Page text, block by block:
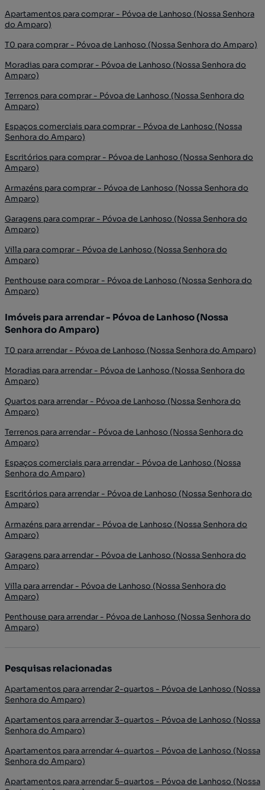
Apartamentos para comprar - Póvoa de Lanhoso (Nossa Senhora
do Amparo)
T0 para comprar - Póvoa de Lanhoso (Nossa Senhora do Amparo)
Moradias para comprar - Póvoa de Lanhoso (Nossa Senhora do
Amparo)
Terrenos para comprar - Póvoa de Lanhoso (Nossa Senhora do
Amparo)
Espaços comerciais para comprar - Póvoa de Lanhoso (Nossa
Senhora do Amparo)
Escritórios para comprar - Póvoa de Lanhoso (Nossa Senhora do
Amparo)
Armazéns para comprar - Póvoa de Lanhoso (Nossa Senhora do
Amparo)
Garagens para comprar - Póvoa de Lanhoso (Nossa Senhora do
Amparo)
Villa para comprar - Póvoa de Lanhoso (Nossa Senhora do
Amparo)
Penthouse para comprar - Póvoa de Lanhoso (Nossa Senhora do
Amparo)
Imóveis para arrendar - Póvoa de Lanhoso (Nossa
Senhora do Amparo)
T0 para arrendar - Póvoa de Lanhoso (Nossa Senhora do Amparo)
Moradias para arrendar - Póvoa de Lanhoso (Nossa Senhora do
Amparo)
Quartos para arrendar - Póvoa de Lanhoso (Nossa Senhora do
Amparo)
Terrenos para arrendar - Póvoa de Lanhoso (Nossa Senhora do
Amparo)
Espaços comerciais para arrendar - Póvoa de Lanhoso (Nossa
Senhora do Amparo)
Escritórios para arrendar - Póvoa de Lanhoso (Nossa Senhora do
Amparo)
Armazéns para arrendar - Póvoa de Lanhoso (Nossa Senhora do
Amparo)
Garagens para arrendar - Póvoa de Lanhoso (Nossa Senhora do
Amparo)
Villa para arrendar - Póvoa de Lanhoso (Nossa Senhora do
Amparo)
Penthouse para arrendar - Póvoa de Lanhoso (Nossa Senhora do
Amparo)
Pesquisas relacionadas
Apartamentos para arrendar 2-quartos - Póvoa de Lanhoso (Nossa
Senhora do Amparo)
Apartamentos para arrendar 3-quartos - Póvoa de Lanhoso (Nossa
Senhora do Amparo)
Apartamentos para arrendar 4-quartos - Póvoa de Lanhoso (Nossa
Senhora do Amparo)
Apartamentos para arrendar 5-quartos - Póvoa de Lanhoso (Nossa